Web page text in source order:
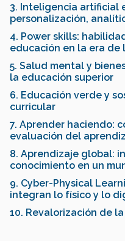
3. Inteligencia artificial
personalización,
4. Power skills:
educación en la era de
5. Salud mental y
la educación superior
6. Educación verde y
curricular
7. Aprender haciendo:
evaluación del
8. Aprendizaje global:
conocimiento en un
9. Cyber-Physical
integran lo físico y lo
10. Revalorización de